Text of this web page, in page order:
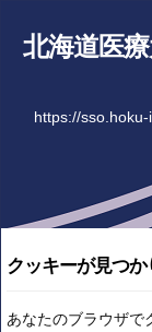
北海道医
https://
クッキーが見つか
あなたのブラウザで